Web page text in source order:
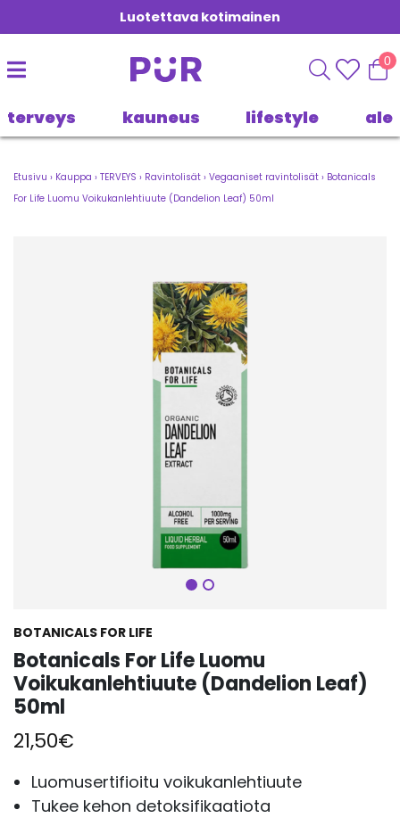
Luotettava kotimainen
0
terveys kauneus lifestyle ale
Etusivu › Kauppa › TERVEYS › Ravintolisät › Vegaaniset ravintolisät › Botanicals
For Life Luomu Voikukanlehtiuute (Dandelion Leaf) 50ml
Seuraava
BOTANICALS FOR LIFE
Botanicals For Life Luomu
Voikukanlehtiuute (Dandelion Leaf)
50ml
21,50€
Luomusertifioitu voikukanlehtiuute
Tukee kehon detoksifikaatiota